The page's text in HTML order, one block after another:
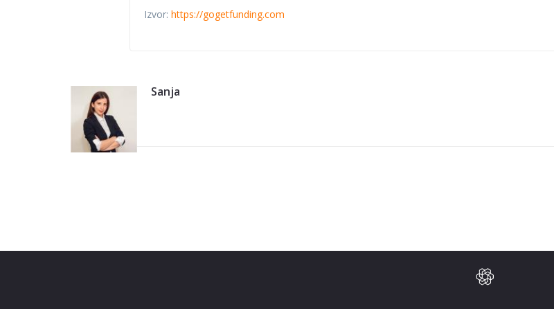
Izvor: https://gogetfunding.com
Sanja